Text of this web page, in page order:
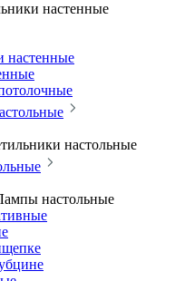
настенные
настенные
настольные
настольные